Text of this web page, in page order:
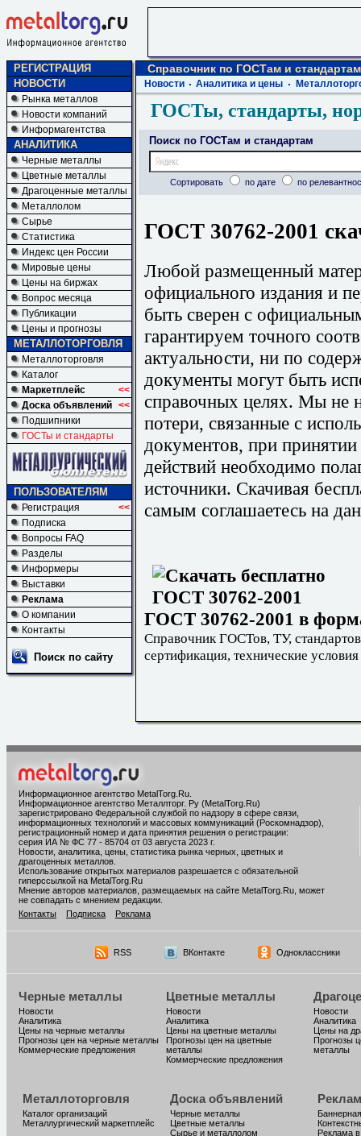
РЕГИСТРАЦИЯ
НОВОСТИ
Рынка металлов
Новости компаний
Информагентства
АНАЛИТИКА
Черные металлы
Цветные металлы
Драгоценные металлы
Металлолом
Сырье
Статистика
Индекс цен России
Мировые цены
Цены на биржах
Вопрос месяца
Публикации
Цены и прогнозы
МЕТАЛЛОТОРГОВЛЯ
Металлоторговля
Каталог
Маркетплейс
<<
Доска объявлений <<
Подшипники
ГОСТы и стандарты
ПОЛЬЗОВАТЕЛЯМ
Регистрация
<<
Подписка
Вопросы FAQ
Разделы
Информеры
Выставки
Реклама
О компании
Контакты
Поиск по сайту
Справочник по ГОСТам и стандартам
Новости Аналитика и цены
ГОСТы, стандарты,
Поиск по ГОСТам и стандартам
Сортировать по дате по
ГОСТ 30762-2001
Любой размещенный
официального издания и
быть сверен с
гарантируем точного
актуальности, ни по
документы могут быть
справочных целях. Мы не
потери, связанные с
документов, при
действий необходимо
источники. Скачивая
самым соглашаетесь на
ГОСТ 30762-2001 в
Справочник ГОСТов, ТУ,
сертификация, технические условия
Информационное агентство MetalTorg.Ru
Информационное агентство Металлторг. Ру (MetalTorg.Ru)
зарегистрировано Федеральной службой по надзору в сфере связи,
информационных технологий и массовых коммуникаций (Роскомнадзор),
регистрационный номер и дата принятия решения о регистрации:
серия ИА № ФС 77 - 85704 от 03 августа 2023 г.
Новости, аналитика, цены, статистика рынка черных, цветных и
драгоценных металлов.
Использование открытых материалов разрешается с обязательной
гиперссылкой на MetalTorg.Ru
Мнение авторов материалов, размещаемых на сайте MetalTorg.Ru, может
не совпадать с мнением редакции.
Контакты
Подписка Реклама
RSS ВКонтакте Одноклассники
Черные металлы
Новости
Аналитика
Цены на черные металлы
Прогнозы цен на черные металлы
Коммерческие предложения
Цветные металлы
Новости
Аналитика
Цены на цветные металлы
Прогнозы цен на цветные
металлы
Коммерческие предложения
Новости
Аналитика
Цены на
Прогнозы
металлы
Металлоторговля
Каталог организаций
Металлургический маркетплейс
Доска объявлений
Черные металлы
Цветные металлы
Сырье и металлолом
Реклама